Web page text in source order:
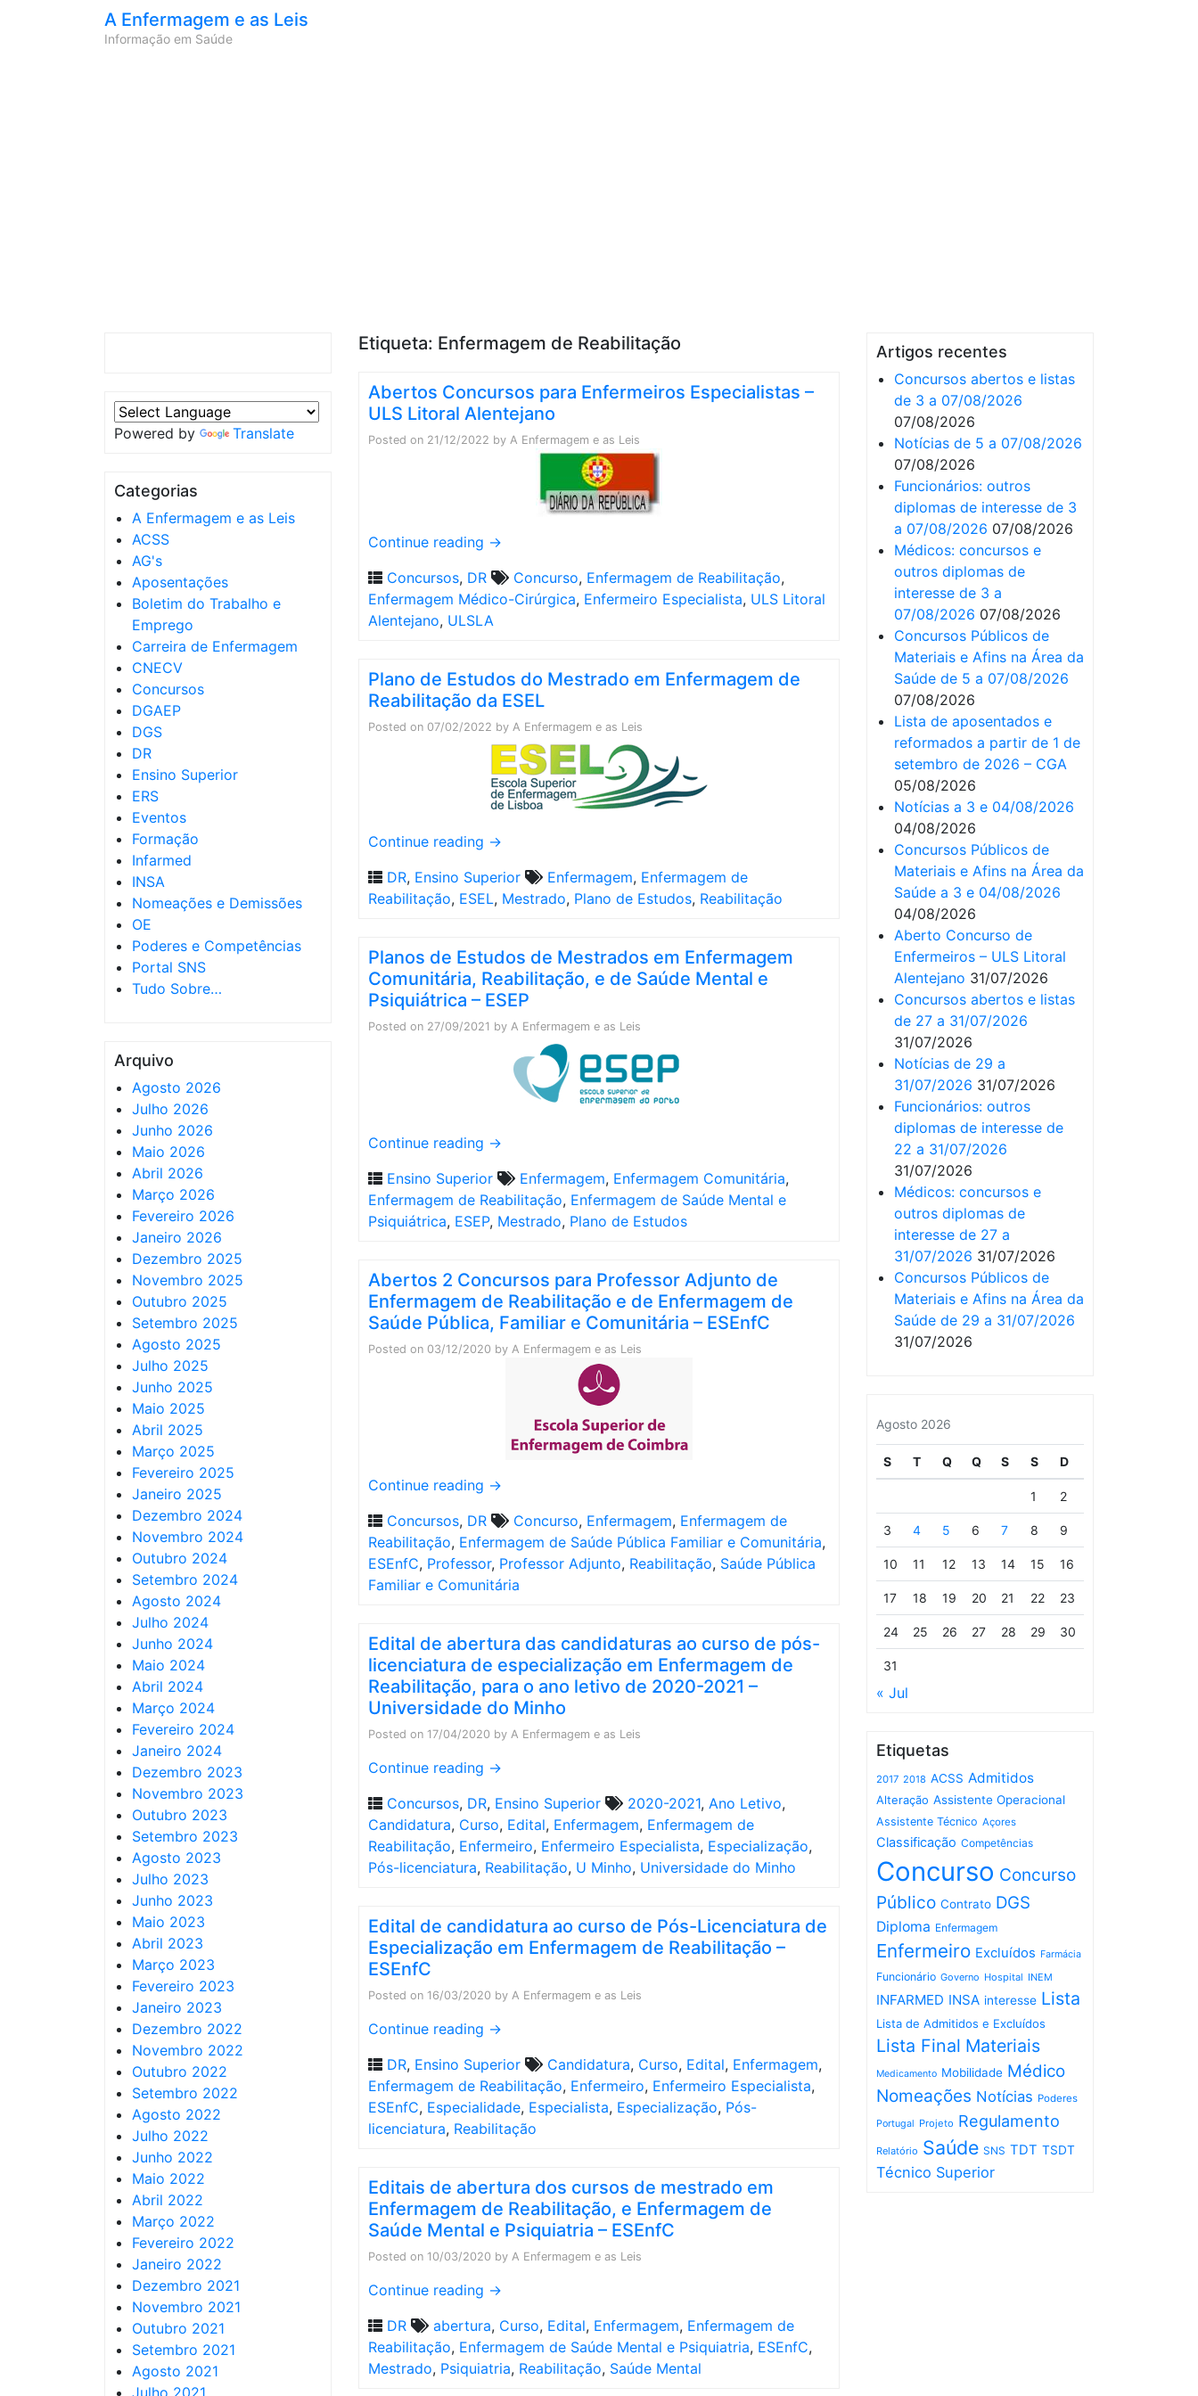
A Enfermagem e as Leis
Informação em Saúde
Powered by Translate
Categorias
A Enfermagem e as Leis
ACSS
AG's
Aposentações
Boletim do Trabalho e
Emprego
Carreira de Enfermagem
CNECV
Concursos
DGAEP
DGS
DR
Ensino Superior
ERS
Eventos
Formação
Infarmed
INSA
Nomeações e Demissões
OE
Poderes e Competências
Portal SNS
Tudo Sobre…
Arquivo
Agosto 2026
Julho 2026
Junho 2026
Maio 2026
Abril 2026
Março 2026
Fevereiro 2026
Janeiro 2026
Dezembro 2025
Novembro 2025
Outubro 2025
Setembro 2025
Agosto 2025
Julho 2025
Junho 2025
Maio 2025
Abril 2025
Março 2025
Fevereiro 2025
Janeiro 2025
Dezembro 2024
Novembro 2024
Outubro 2024
Setembro 2024
Agosto 2024
Julho 2024
Junho 2024
Maio 2024
Abril 2024
Março 2024
Fevereiro 2024
Janeiro 2024
Dezembro 2023
Novembro 2023
Outubro 2023
Setembro 2023
Agosto 2023
Julho 2023
Junho 2023
Maio 2023
Abril 2023
Março 2023
Fevereiro 2023
Janeiro 2023
Dezembro 2022
Novembro 2022
Outubro 2022
Setembro 2022
Agosto 2022
Julho 2022
Junho 2022
Maio 2022
Abril 2022
Março 2022
Fevereiro 2022
Janeiro 2022
Dezembro 2021
Novembro 2021
Outubro 2021
Setembro 2021
Agosto 2021
Julho 2021
Etiqueta: Enfermagem de Reabilitação
Abertos Concursos para Enfermeiros Especialistas –
ULS Litoral Alentejano
Posted on 21/12/2022 by A Enfermagem e as Leis
Continue reading →
Concursos, DR Concurso, Enfermagem de Reabilitação,
Enfermagem Médico-Cirúrgica, Enfermeiro Especialista, ULS Litoral
Alentejano, ULSLA
Plano de Estudos do Mestrado em Enfermagem de
Reabilitação da ESEL
Posted on 07/02/2022 by A Enfermagem e as Leis
Continue reading →
DR, Ensino Superior Enfermagem, Enfermagem de
Reabilitação, ESEL, Mestrado, Plano de Estudos, Reabilitação
Planos de Estudos de Mestrados em Enfermagem
Comunitária, Reabilitação, e de Saúde Mental e
Psiquiátrica – ESEP
Posted on 27/09/2021 by A Enfermagem e as Leis
Continue reading →
Ensino Superior
Enfermagem, Enfermagem Comunitária,
Enfermagem de Reabilitação, Enfermagem de Saúde Mental e
Psiquiátrica, ESEP, Mestrado, Plano de Estudos
Abertos 2 Concursos para Professor Adjunto de
Enfermagem de Reabilitação e de Enfermagem de
Saúde Pública, Familiar e Comunitária – ESEnfC
Posted on 03/12/2020 by A Enfermagem e as Leis
Continue reading →
Concursos, DR Concurso, Enfermagem, Enfermagem de
Reabilitação, Enfermagem de Saúde Pública Familiar e Comunitária,
ESEnfC, Professor, Professor Adjunto, Reabilitação, Saúde Pública
Familiar e Comunitária
Edital de abertura das candidaturas ao curso de pós-
licenciatura de especialização em Enfermagem de
Reabilitação, para o ano letivo de 2020-2021 –
Universidade do Minho
Posted on 17/04/2020 by A Enfermagem e as Leis
Continue reading →
Concursos, DR, Ensino Superior 2020-2021, Ano Letivo,
Candidatura, Curso, Edital, Enfermagem, Enfermagem de
Reabilitação, Enfermeiro, Enfermeiro Especialista, Especialização,
Pós-licenciatura, Reabilitação, U Minho, Universidade do Minho
Edital de candidatura ao curso de Pós-Licenciatura de
Especialização em Enfermagem de Reabilitação –
ESEnfC
Posted on 16/03/2020 by A Enfermagem e as Leis
Continue reading →
DR, Ensino Superior Candidatura, Curso, Edital, Enfermagem,
Enfermagem de Reabilitação, Enfermeiro, Enfermeiro Especialista,
ESEnfC, Especialidade, Especialista, Especialização, Pós-
licenciatura, Reabilitação
Editais de abertura dos cursos de mestrado em
Enfermagem de Reabilitação, e Enfermagem de
Saúde Mental e Psiquiatria – ESEnfC
Posted on 10/03/2020 by A Enfermagem e as Leis
Continue reading →
DR
abertura, Curso, Edital, Enfermagem, Enfermagem de
Reabilitação, Enfermagem de Saúde Mental e Psiquiatria, ESEnfC,
Mestrado, Psiquiatria, Reabilitação, Saúde Mental
Artigos recentes
Concursos abertos e listas
de 3 a 07/08/2026
07/08/2026
Notícias de 5 a 07/08/2026
07/08/2026
Funcionários: outros
diplomas de interesse de 3
a 07/08/2026 07/08/2026
Médicos: concursos e
outros diplomas de
interesse de 3 a
07/08/2026 07/08/2026
Concursos Públicos de
Materiais e Afins na Área da
Saúde de 5 a 07/08/2026
07/08/2026
Lista de aposentados e
reformados a partir de 1 de
setembro de 2026 – CGA
05/08/2026
Notícias a 3 e 04/08/2026
04/08/2026
Concursos Públicos de
Materiais e Afins na Área da
Saúde a 3 e 04/08/2026
04/08/2026
Aberto Concurso de
Enfermeiros – ULS Litoral
Alentejano 31/07/2026
Concursos abertos e listas
de 27 a 31/07/2026
31/07/2026
Notícias de 29 a
31/07/2026 31/07/2026
Funcionários: outros
diplomas de interesse de
22 a 31/07/2026
31/07/2026
Médicos: concursos e
outros diplomas de
interesse de 27 a
31/07/2026 31/07/2026
Concursos Públicos de
Materiais e Afins na Área da
Saúde de 29 a 31/07/2026
31/07/2026
Agosto 2026
S T Q Q S S D
1 2
3 4 5 6 7 8 9
10 11 12 13 14 15 16
17 18 19 20 21 22 23
24 25 26 27 28 29 30
31
« Jul
Etiquetas
2017 2018 ACSS Admitidos
Alteração Assistente Operacional
Assistente Técnico Açores
Classificação Competências
Concurso Concurso
Público Contrato DGS
Diploma Enfermagem
Enfermeiro Excluídos Farmácia
Funcionário Governo Hospital INEM
INFARMED INSA interesse Lista
Lista de Admitidos e Excluídos
Lista Final Materiais
Medicamento Mobilidade Médico
Nomeações Notícias Poderes
Portugal Projeto Regulamento
Relatório Saúde SNS TDT TSDT
Técnico Superior